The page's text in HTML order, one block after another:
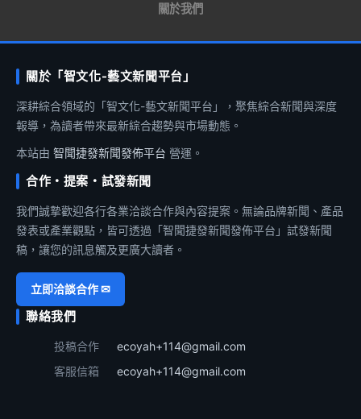
關於我們
關於「智文化-藝文新聞平台」
深耕綜合領域的「智文化-藝文新聞平台」，聚焦綜合新聞與深度
報導，為讀者帶來最新綜合趨勢與市場動態。
本站由 智聞捷發新聞發佈平台 營運。
合作・提案・試發新聞
我們誠摯歡迎各行各業洽談合作與內容提案。無論品牌新聞、產品
發表或產業觀點，皆可透過「智聞捷發新聞發佈平台」試發新聞
稿，讓您的訊息觸及更廣大讀者。
立即洽談合作 ✉
聯絡我們
投稿合作
ecoyah+114@gmail.com
客服信箱
ecoyah+114@gmail.com